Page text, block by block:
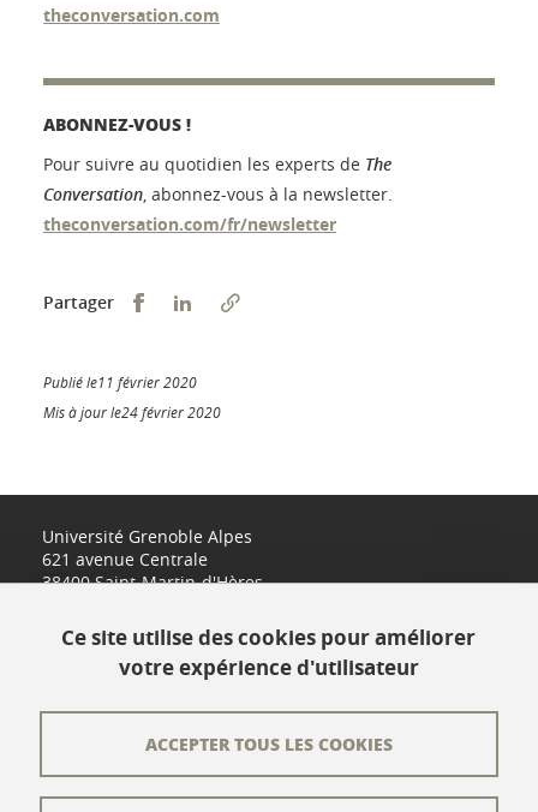
theconversation.com
ABONNEZ-VOUS !
Pour suivre au quotidien les experts de The
Conversation, abonnez-vous à la newsletter.
theconversation.com/fr/newsletter
Partager Partager sur Facebook
Partager sur LinkedIn
Publié le11 février 2020
Mis à jour le24 février 2020
Université Grenoble Alpes
621 avenue Centrale
38400 Saint-Martin-d'Hères
L'équipe éditoriale
Ce site utilise des cookies pour améliorer
votre expérience d'utilisateur
ACCEPTER TOUS LES COOKIES